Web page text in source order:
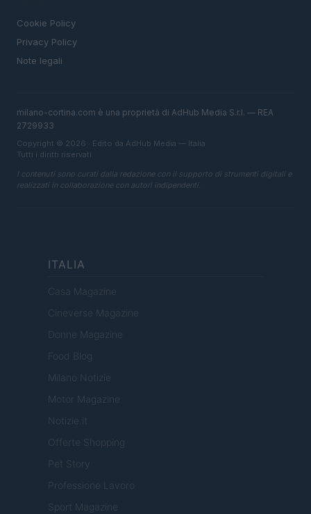
Cookie Policy
Privacy Policy
Note legali
milano-cortina.com è una proprietà di AdHub Media S.r.l. — REA
2729933
Copyright © 2026 · Edito da AdHub Media — Italia
Tutti i diritti riservati
I contenuti sono curati dalla redazione con il supporto di strumenti digitali e
realizzati in collaborazione con autori indipendenti.
ITALIA
Casa Magazine
Cineverse Magazine
Donne Magazine
Food Blog
Milano Notizie
Motor Magazine
Notizie.it
Offerte Shopping
Pet Story
Professione Lavoro
Sport Magazine